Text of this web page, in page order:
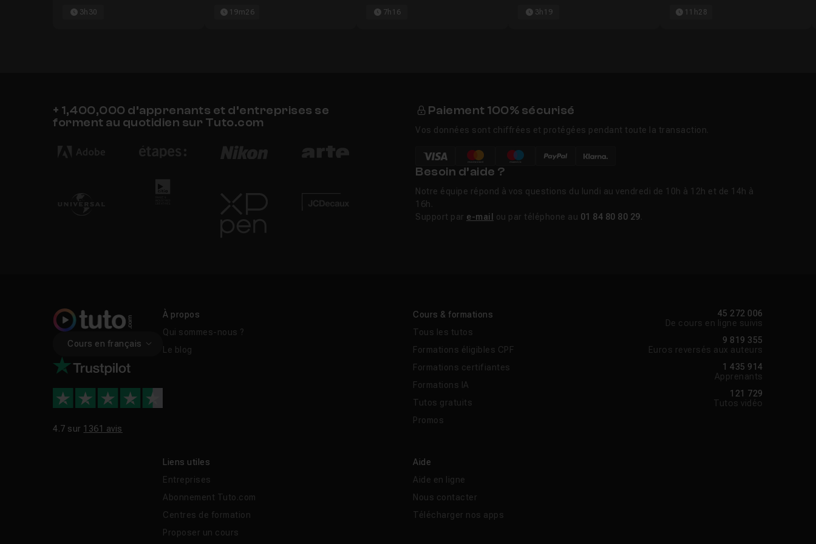
3h30 19m26 7h16 3h19 11h28
+ 1,400,000 d’apprenants et d’entreprises se
forment au quotidien sur Tuto.com
Paiement 100% sécurisé
Vos données sont chiffrées et protégées pendant toute la transaction.
Besoin d’aide ?
Notre équipe répond à vos questions du lundi au vendredi de 10h à 12h et de 14h à
16h.
Support par e-mail ou par téléphone au 01 84 80 80 29.
Cours en français
4.7 sur 1361 avis
À propos
Qui sommes-nous ?
Le blog
Cours & formations
Tous les tutos
Formations éligibles CPF
Formations certifiantes
Formations IA
Tutos gratuits
Promos
Liens utiles
Entreprises
Abonnement Tuto.com
Centres de formation
Proposer un cours
Aide
Aide en ligne
Nous contacter
Télécharger nos apps
45 272 006
De cours en ligne suivis
9 819 355
Euros reversés aux auteurs
1 435 914
Apprenants
121 729
Tutos vidéo